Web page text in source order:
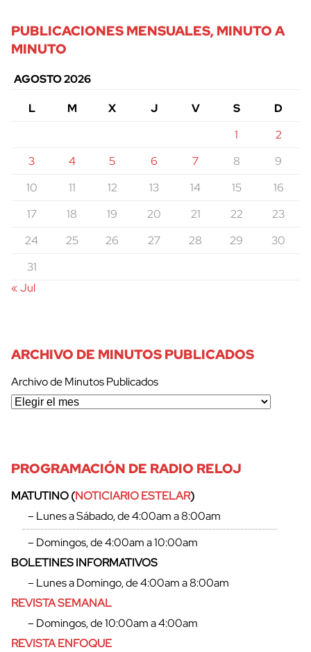
cerrar
PUBLICACIONES MENSUALES, MINUTO A
MINUTO
AGOSTO 2026
L
M X J V S
D
1
2
3
4 5 6 7 8
9
10
11 12 13 14 15
16
17
18 19 20 21 22
23
24
25 26 27 28 29
30
31
« Jul
ARCHIVO DE MINUTOS PUBLICADOS
Archivo de Minutos Publicados
PROGRAMACIÓN DE RADIO RELOJ
MATUTINO (NOTICIARIO ESTELAR)
– Lunes a Sábado, de 4:00am a 8:00am
– Domingos, de 4:00am a 10:00am
BOLETINES INFORMATIVOS
– Lunes a Domingo, de 4:00am a 8:00am
REVISTA SEMANAL
– Domingos, de 10:00am a 4:00am
REVISTA ENFOQUE